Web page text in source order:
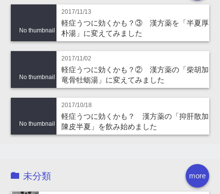
No thumbnail
2017/11/13
軽症うつに効くかも？③ 漢方薬を「半夏厚
朴湯」に変えてみました
No thumbnail
2017/11/02
軽症うつに効くかも？② 漢方薬の「柴胡加
竜骨牡蛎湯」に変えてみました
No thumbnail
2017/10/18
軽症うつに効くかも？ 漢方薬の「抑肝散加
陳皮半夏」を飲み始めました
more
未分類